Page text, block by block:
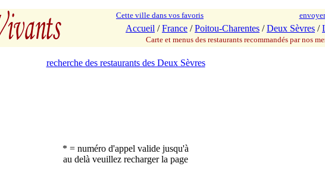
Cette ville dans vos favoris
Accueil /France /Poitou-Charentes /Deux Sèvres /
Carte et menus des restaurants recommandés par nos
recherche des restaurants des Deux Sèvres
* = numéro d'appel valide jusqu'à
au delà veuillez recharger la page